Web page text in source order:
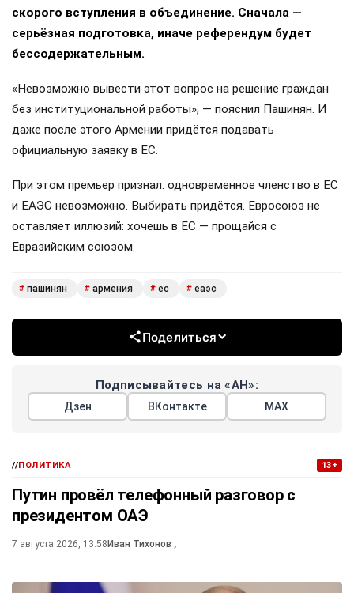
скорого вступления в объединение. Сначала —
серьёзная подготовка, иначе референдум будет
бессодержательным.
«Невозможно вывести этот вопрос на решение граждан
без институциональной работы», — пояснил Пашинян. И
даже после этого Армении придётся подавать
официальную заявку в ЕС.
При этом премьер признал: одновременное членство в ЕС
и ЕАЭС невозможно. Выбирать придётся. Евросоюз не
оставляет иллюзий: хочешь в ЕС — прощайся с
Евразийским союзом.
# пашинян # армения # ес # еаэс
Поделиться
Подписывайтесь на «АН»:
Дзен ВКонтакте МАХ
//ПОЛИТИКА 13+
Путин провёл телефонный разговор с
президентом ОАЭ
7 августа 2026, 13:58Иван Тихонов ,